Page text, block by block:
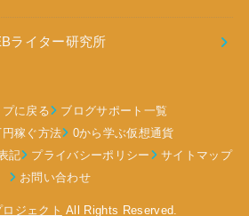
ライター研究所
に戻る
ブログサポート一覧
稼ぐ方法
0から学ぶ仮想通貨
記
プライバシーポリシー
サイトマップ
お問い合わせ
ジェクト All Rights Reserved.